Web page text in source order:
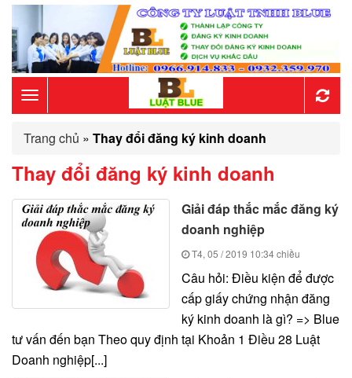
Toggle
navigation
Trang chủ » Thay đổi đăng ký kinh doanh
Thay đổi đăng ký kinh doanh
Giải đáp thắc mắc đăng ký
doanh nghiệp
T4, 05 / 2019 10:34 chiều
Câu hỏi: Điều kiện để được
cấp giấy chứng nhận đăng
ký kinh doanh là gì? => Blue
tư vấn đến bạn Theo quy định tại Khoản 1 Điều 28 Luật
Doanh nghiệp[...]